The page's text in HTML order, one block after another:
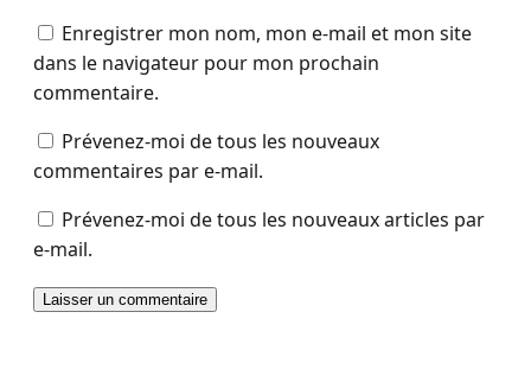
Enregistrer mon nom, mon e-mail et mon site
dans le navigateur pour mon prochain
commentaire.
Prévenez-moi de tous les nouveaux
commentaires par e-mail.
Prévenez-moi de tous les nouveaux articles par
e-mail.